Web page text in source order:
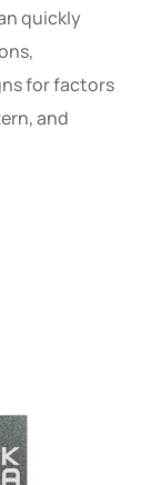
quickly
for factors
and